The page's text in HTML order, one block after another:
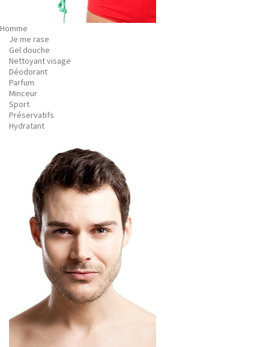
Homme
Je me rase
Gel douche
Nettoyant visage
Déodorant
Parfum
Minceur
Sport
Préservatifs
Hydratant